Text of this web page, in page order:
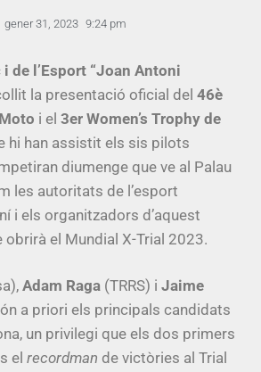
gener 31, 2023 9:24 pm
de l’Esport “Joan Antoni
la presentació oficial del 46è
i el 3er Women’s Trophy de
hi han assistit els sis pilots
diumenge que ve al Palau
les autoritats de l’esport
i els organitzadors d’aquest
obrirà el Mundial X-Trial 2023.
Adam Raga (TRRS) i Jaime
a priori els principals candidats
un privilegi que els dos primers
el recordman de victòries al Trial